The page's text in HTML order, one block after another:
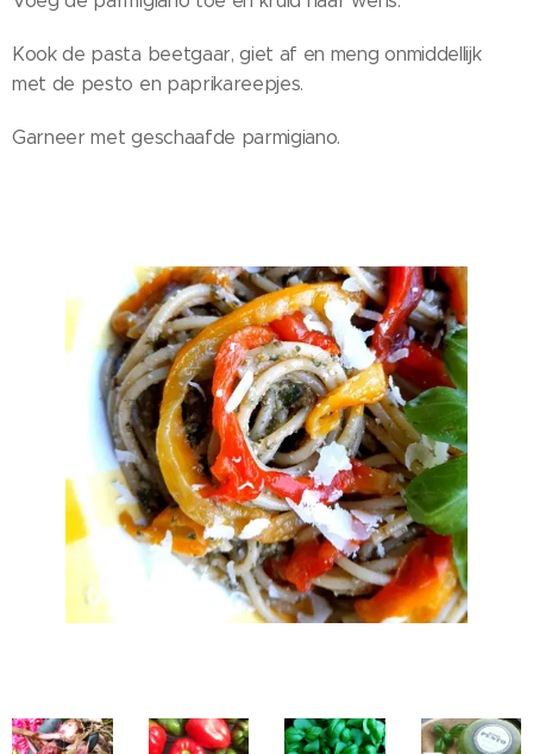
Kook de pasta beetgaar, giet af en meng onmiddellijk
met de pesto en paprikareepjes.
Garneer met geschaafde parmigiano.